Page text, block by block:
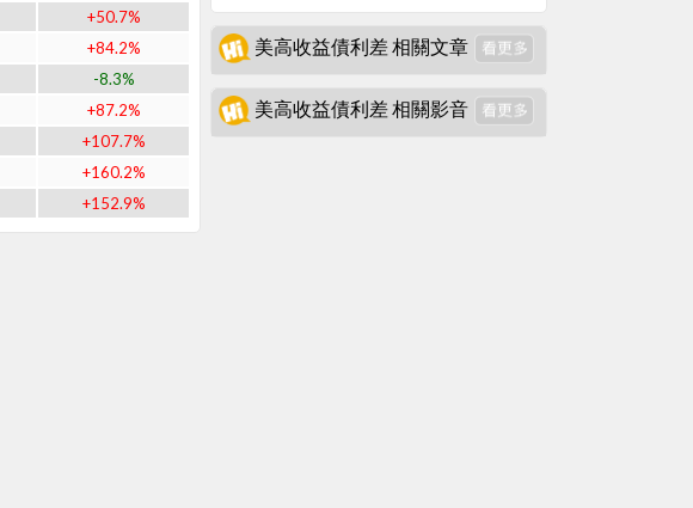
+50.7%
+84.2%
-8.3%
+87.2%
+107.7%
+160.2%
+152.9%
美高收益債利差 相關文章
美高收益債利差 相關影音